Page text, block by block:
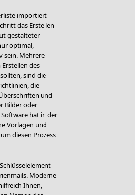
importiert
das Erstellen
gestalteter
optimal,
sein. Mehrere
Erstellen des
sind die
die
und
Bilder oder
Software hat in der
Vorlagen und
diesen Prozess
Moderne
Ihnen,